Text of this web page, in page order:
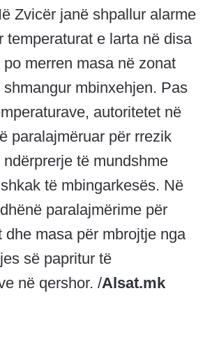
Zvicër janë shpallur alarme
temperaturat e larta në disa
po merren masa në zonat
mbinxehjen. Pas
autoritetet në
paralajmëruar për rrezik
të mundshme
të mbingarkesës. Në
paralajmërime për
dhe masa për mbrojtje nga
së papritur të
në qershor. /Alsat.mk